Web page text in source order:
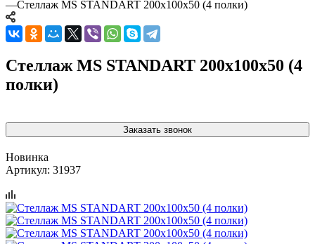
—Стеллаж MS STANDART 200х100х50 (4 полки)
Стеллаж MS STANDART 200х100х50 (4
полки)
Заказать звонок
Новинка
Артикул: 31937